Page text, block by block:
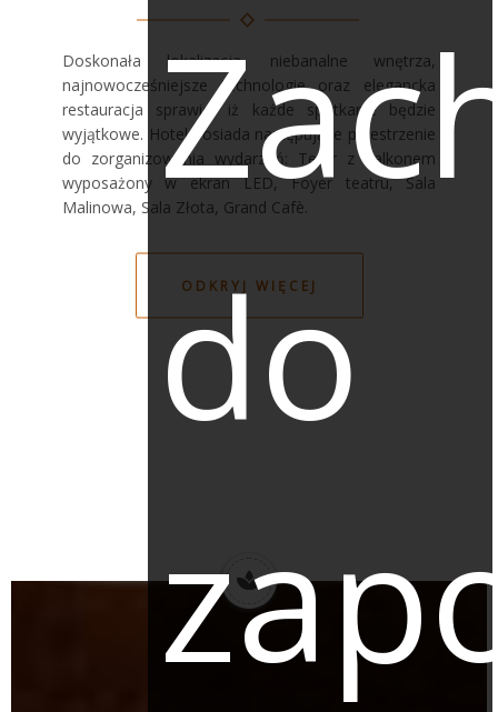
Doskonała lokalizacja, niebanalne wnętrza,
najnowocześniejsze technologie oraz elegancka
restauracja sprawię, iż każde spotkanie będzie
wyjątkowe. Hotel posiada następujące przestrzenie
do zorganizowania wydarzeń: Teatr z balkonem
wyposażony w ekran LED, Foyer teatru, Sala
Malinowa, Sala Złota, Grand Cafè.
ODKRYJ WIĘCEJ
do